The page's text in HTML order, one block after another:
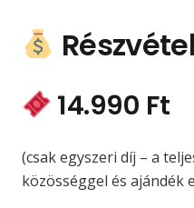
14.990 Ft
(csak egyszeri díj – a
közösséggel és ajándék